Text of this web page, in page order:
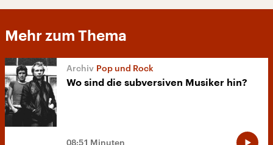
Mehr zum Thema
Pop und Rock
Wo sind die subversiven Musiker hin?
08:51 Minuten